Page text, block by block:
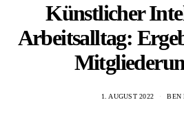
Künstlicher
Arbeitsalltag:
1. AUGUST 2022 BEN